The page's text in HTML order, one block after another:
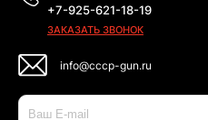
+7-925-621-18-19
ЗАКАЗАТЬ ЗВОНОК
info@cccp-gun.ru